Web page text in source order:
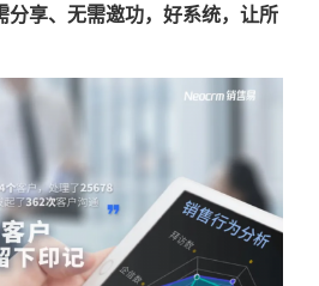
分享、无需邀功，好系统，让所